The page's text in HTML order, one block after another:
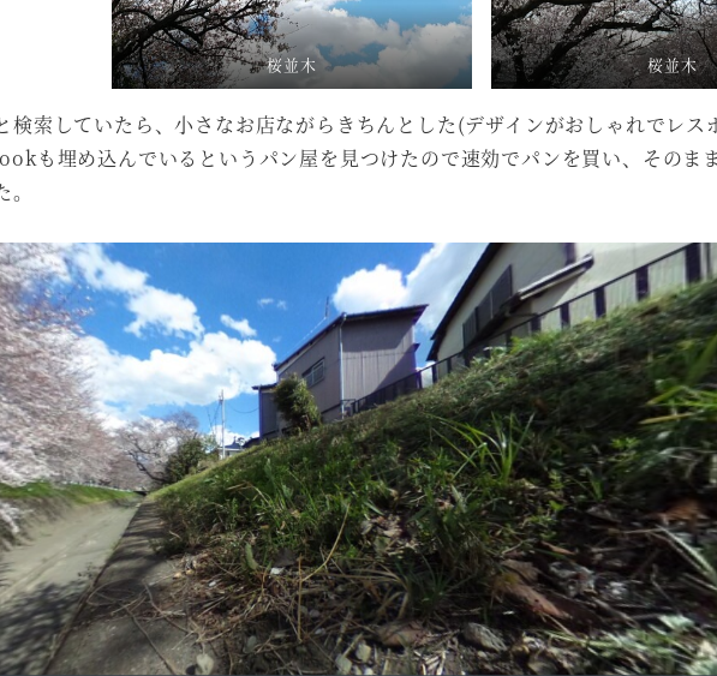
桜並木 桜並木
検索していたら、小さなお店ながらきちんとした(デザインがおしゃれでレス
も埋め込んでいるというパン屋を見つけたので速効でパンを買い、そのま